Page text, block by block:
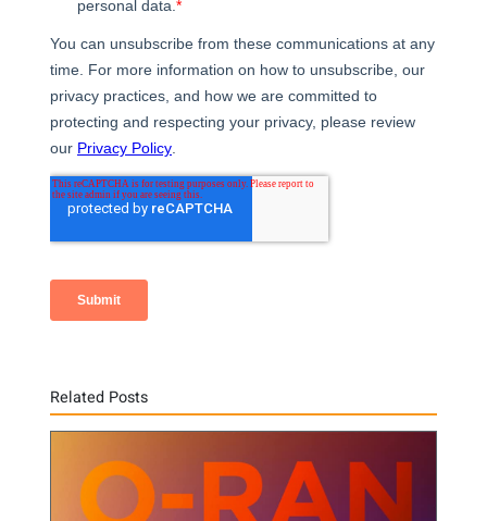
Related Posts